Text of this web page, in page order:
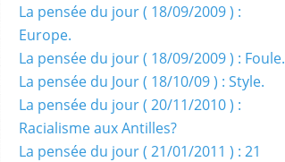
La pensée du jour ( 18/09/2009 ) :
Europe.
La pensée du jour ( 18/09/2009 ) : Foule.
La pensée du Jour ( 18/10/09 ) : Style.
La pensée du jour ( 20/11/2010 ) :
Racialisme aux Antilles?
La pensée du jour ( 21/01/2011 ) : 21